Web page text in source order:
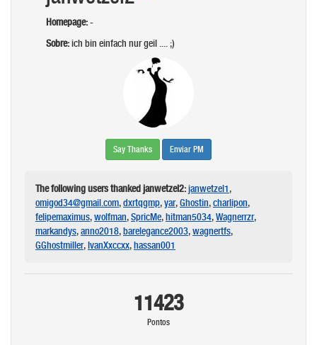
Homepage:-
Sobre:ich bin einfach nur geil .... ;)
Say Thanks Enviar PM
The following users thanked janwetzel2:janwetzel1,
omigod34@gmail.com,dxrtqgmp,yar,Ghostin,charlipon,
felipemaximus,wolfman,SpricMe,hitman5034,Wagnerrzr,
markandys,anno2018,barelegance2003,wagnertfs,
GGhostmiller,IvanXxccxx,hassan001
11423
Pontos